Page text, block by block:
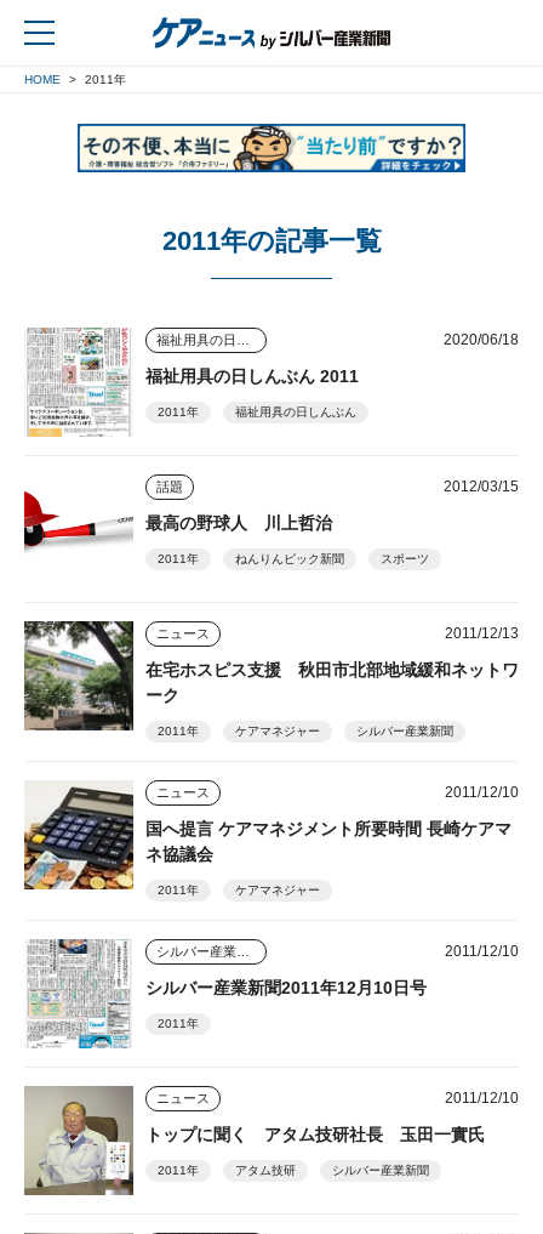
HOME 2011年
2011年の記事一覧
2020/06/18
福祉用具の日しんぶん 2011
2011年 福祉用具の日しんぶん
話題 2012/03/15
最高の野球人 川上哲治
2011年 ねんりんピック新聞 スポーツ
ニュース 2011/12/13
在宅ホスピス支援 秋田市北部地域緩和ネットワ
ーク
2011年 ケアマネジャー シルバー産業新聞
ニュース 2011/12/10
国へ提言 ケアマネジメント所要時間 長崎ケアマ
ネ協議会
2011年 ケアマネジャー
2011/12/10
シルバー産業新聞2011年12月10日号
2011年
ニュース 2011/12/10
トップに聞く アタム技研社長 玉田一實氏
2011年 アタム技研 シルバー産業新聞